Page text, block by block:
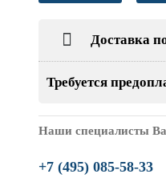
Доставка
Требуется
Наши специалисты
+7 (495) 085-58-33